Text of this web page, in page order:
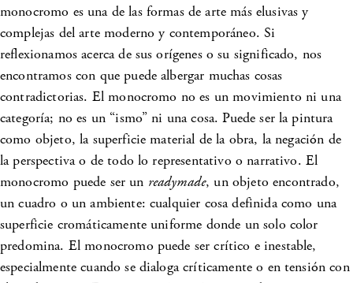
monocromo es una de las formas de arte más elusivas y
complejas del arte moderno y contemporáneo. Si
reflexionamos acerca de sus orígenes o su significado, nos
encontramos con que puede albergar muchas cosas
contradictorias. El monocromo no es un movimiento ni una
categoría; no es un “ismo” ni una cosa. Puede ser la pintura
como objeto, la superficie material de la obra, la negación de
la perspectiva o de todo lo representativo o narrativo. El
monocromo puede ser un readymade, un objeto encontrado,
un cuadro o un ambiente: cualquier cosa definida como una
superficie cromáticamente uniforme donde un solo color
predomina. El monocromo puede ser crítico e inestable,
especialmente cuando se dialoga críticamente o en tensión con